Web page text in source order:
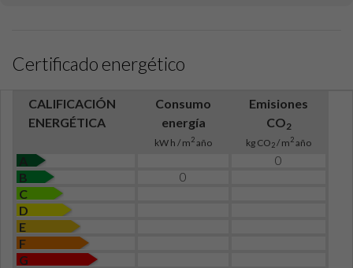
Certificado energético
CALIFICACIÓN
ENERGÉTICA
Consumo
energía
kW h / m2año
Emisiones
CO2
kg CO2/ m2año
A
0
B
0
C
D
E
F
G